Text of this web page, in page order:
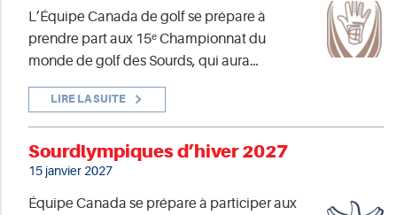
L’Équipe Canada de golf se prépare à
prendre part aux 15ᵉ Championnat du
monde de golf des Sourds, qui aura…
LIRE LA SUITE
Sourdlympiques d’hiver 2027
15 janvier 2027
Équipe Canada se prépare à participer aux